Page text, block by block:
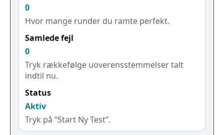
0
Hvor mange runder du ramte perfekt.
Samlede fejl
0
Tryk rækkefølge uoverensstemmelser talt
indtil nu.
Status
Aktiv
Tryk på “Start Ny Test”.